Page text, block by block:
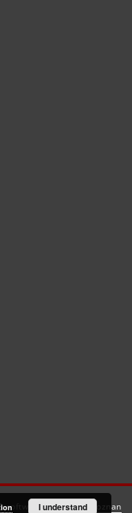
software created by Poznan
I understand